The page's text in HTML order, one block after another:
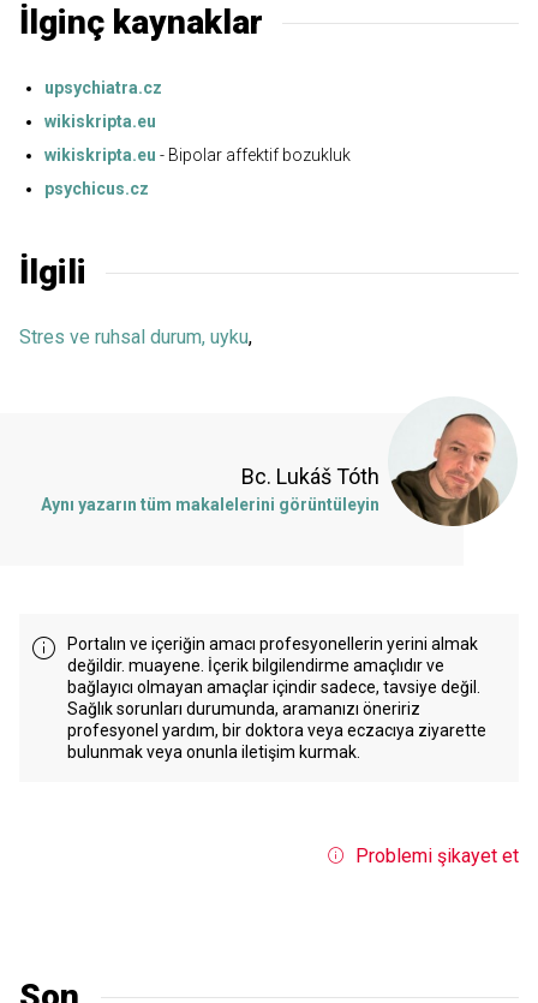
İlginç kaynaklar
upsychiatra.cz
wikiskripta.eu
wikiskripta.eu - Bipolar affektif bozukluk
psychicus.cz
İlgili
Stres ve ruhsal durum, uyku,
Bc. Lukáš Tóth
Aynı yazarın tüm makalelerini görüntüleyin
Portalın ve içeriğin amacı profesyonellerin yerini almak
değildir. muayene. İçerik bilgilendirme amaçlıdır ve
bağlayıcı olmayan amaçlar içindir sadece, tavsiye değil.
Sağlık sorunları durumunda, aramanızı öneririz
profesyonel yardım, bir doktora veya eczacıya ziyarette
bulunmak veya onunla iletişim kurmak.
Problemi şikayet et